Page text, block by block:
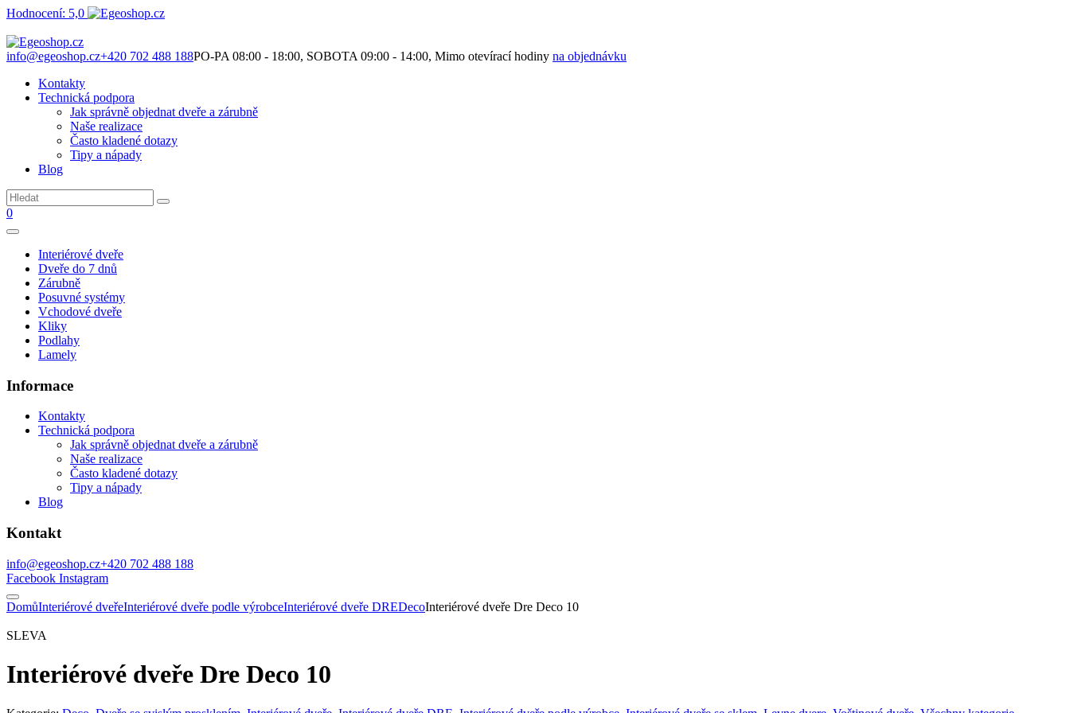
Hodnocení: 5,0
info@egeoshop.cz+420 702 488 188PO-PA 08:00 - 18:00, SOBOTA 09:00 - 14:00, Mimo otevírací hodiny na objednávku
Kontakty
Technická podpora
Jak správně objednat dveře a zárubně
Naše realizace
Často kladené dotazy
Tipy a nápady
Blog
0
Interiérové dveře
Dveře do 7 dnů
Zárubně
Posuvné systémy
Vchodové dveře
Kliky
Podlahy
Lamely
Informace
Kontakty
Technická podpora
Jak správně objednat dveře a zárubně
Naše realizace
Často kladené dotazy
Tipy a nápady
Blog
Kontakt
info@egeoshop.cz+420 702 488 188
Facebook Instagram
DomůInteriérové dveřeInteriérové dveře podle výrobceInteriérové dveře DREDecoInteriérové dveře Dre Deco 10
SLEVA
Interiérové dveře Dre Deco 10